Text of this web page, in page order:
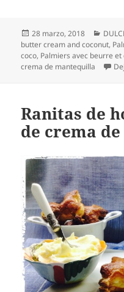
Publicado
el
28 marzo, 2018
butter cream and coconut,
coco, Palmiers avec beurre et
crema de mantequilla
Ranitas de
de crema